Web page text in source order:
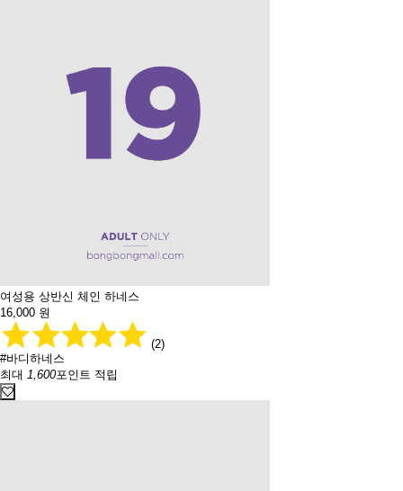
여성용 상반신 체인 하네스
16,000 원
(2)
#바디하네스
최대 1,600포인트 적립